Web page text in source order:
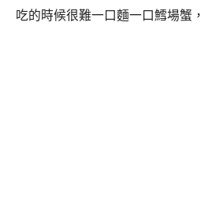
吃的時候很難一口麵一口鱈場蟹，